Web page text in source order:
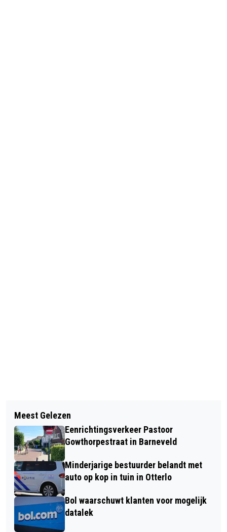
FRANKRIJK FAVORIETE
VAKANTIELAND VOOR NEDERLANDSE
HONDENEIGENAREN
BEDRIJFSONGEVAL OP BOERDERIJ IN
EDERVEEN
Meest Gelezen
Eenrichtingsverkeer Pastoor
Gowthorpestraat in Barneveld
Minderjarige bestuurder belandt met
auto op kop in tuin in Otterlo
Bol waarschuwt klanten voor mogelijk
datalek